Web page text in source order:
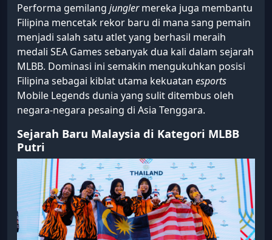
Performa gemilang junglermereka juga membantu
Filipina mencetak rekor baru di mana sang pemain
menjadi salah satu atlet yang berhasil meraih
medali SEA Games sebanyak dua kali dalam sejarah
MLBB. Dominasi ini semakin mengukuhkan posisi
Filipina sebagai kiblat utama kekuatan esports
Mobile Legends dunia yang sulit ditembus oleh
negara-negara pesaing di Asia Tenggara.
Sejarah Baru Malaysia di Kategori MLBB
Putri